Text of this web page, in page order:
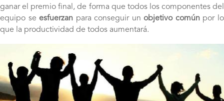
ganar el premio final, de forma que todos los componentes del
equipo seesfuerzan para conseguir unobjetivo comúnpor lo
que la productividad de todos aumentará.